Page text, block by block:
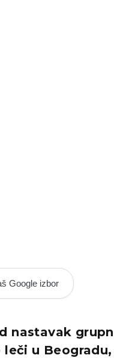
Google izbor
nastavak
u Beogradu,